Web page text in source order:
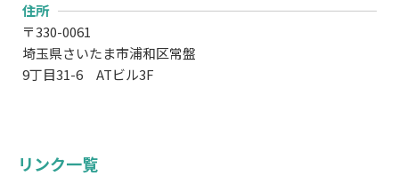
住所
〒330-0061
埼玉県さいたま市浦和区常盤
9丁目31-6 ATビル3F
リンク一覧